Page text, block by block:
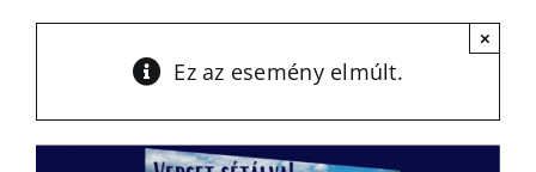
Ez az esemény elmúlt.
×